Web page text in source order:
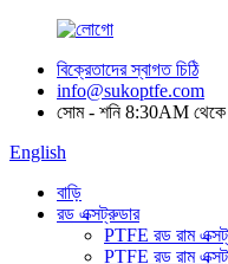
বিক্রেতাদের স্বাগত চিঠি
info@sukoptfe.com
সোম - শনি 8:30AM
English
বাড়ি
রড এক্সট্রুডার
PTFE রড রাম
PTFE রড রাম